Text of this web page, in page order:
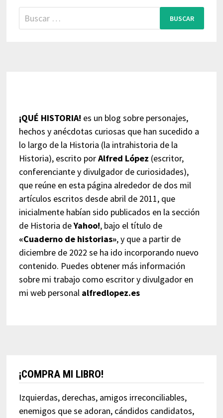
Buscar:
¡QUÉ HISTORIA! es un blog sobre personajes,
hechos y anécdotas curiosas que han sucedido a
lo largo de la Historia (la intrahistoria de la
Historia), escrito porAlfred López (escritor,
conferenciante y divulgador de curiosidades),
que reúne en esta página alrededor de dos mil
artículos escritos desde abril de 2011, que
inicialmente habían sido publicados en la sección
de Historia deYahoo!, bajo el título de
«Cuaderno de historias», y que a partir de
diciembre de 2022 se ha ido incorporando nuevo
contenido. Puedes obtener más información
sobre mi trabajo como escritor y divulgador en
mi web personal alfredlopez.es
¡COMPRA MI LIBRO!
Izquierdas, derechas, amigos irreconciliables,
enemigos que se adoran, cándidos candidatos,